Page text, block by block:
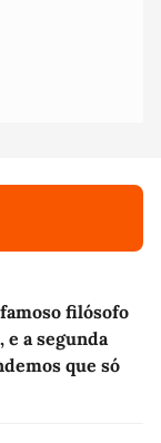
filósofo
e a segunda
que só